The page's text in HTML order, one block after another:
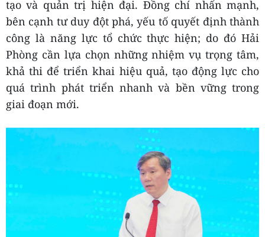
tạo và quản trị hiện đại. Đồng chí nhấn mạnh,
bên cạnh tư duy đột phá, yếu tố quyết định thành
công là năng lực tổ chức thực hiện; do đó Hải
Phòng cần lựa chọn những nhiệm vụ trọng tâm,
khả thi để triển khai hiệu quả, tạo động lực cho
quá trình phát triển nhanh và bền vững trong
giai đoạn mới.